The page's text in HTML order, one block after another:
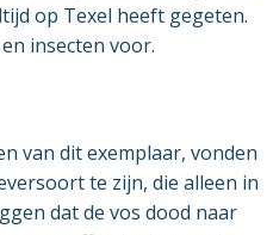
op Texel heeft gegeten.
insecten voor.
van dit exemplaar, vonden
te zijn, die alleen in
dat de vos dood naar